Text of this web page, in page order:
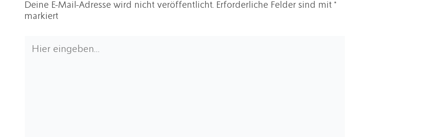
Deine E-Mail-Adresse wird nicht veröffentlicht. Erforderliche Felder sind mit *
markiert
eingeben…